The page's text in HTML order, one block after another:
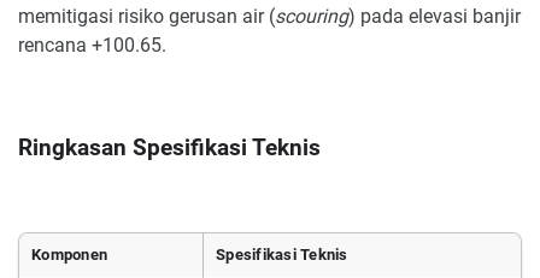
memitigasi risiko gerusan air (scouring) pada elevasi banjir
rencana +100.65.
Ringkasan Spesifikasi Teknis
Komponen Spesifikasi Teknis